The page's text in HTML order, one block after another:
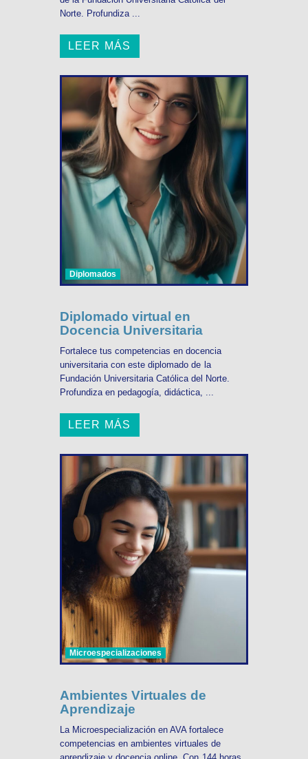
Norte. Profundiza ...
LEER MÁS
Diplomados
Diplomado virtual en
Docencia Universitaria
Fortalece tus competencias en docencia
universitaria con este diplomado de la
Fundación Universitaria Católica del Norte.
Profundiza en pedagogía, didáctica, ...
LEER MÁS
Microespecializaciones
Ambientes Virtuales de
Aprendizaje
La Microespecialización en AVA fortalece
competencias en ambientes virtuales de